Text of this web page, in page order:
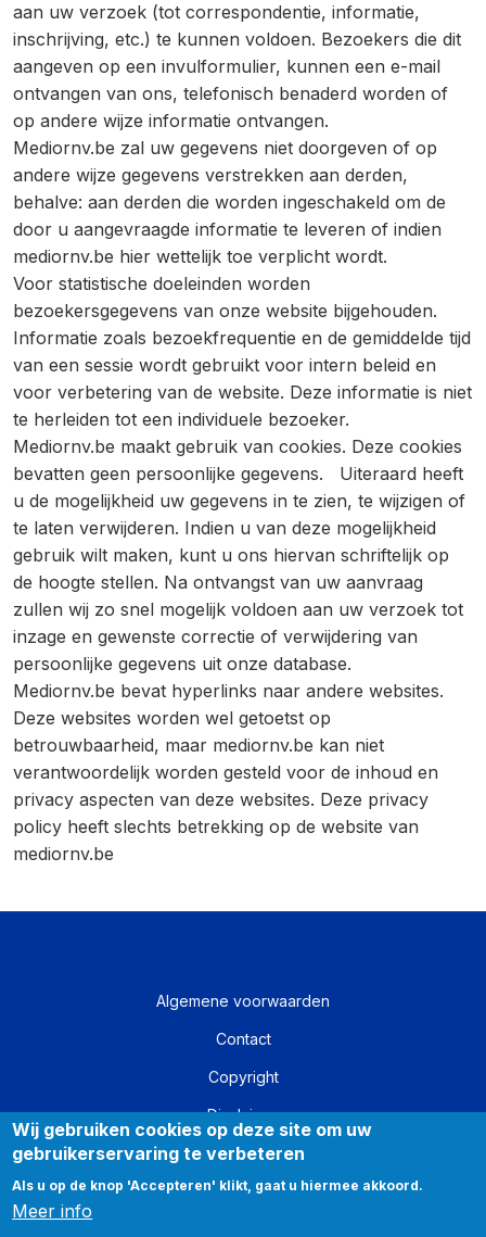
aan uw verzoek (tot correspondentie, informatie,
inschrijving, etc.) te kunnen voldoen. Bezoekers die dit
aangeven op een invulformulier, kunnen een e-mail
ontvangen van ons, telefonisch benaderd worden of
op andere wijze informatie ontvangen.
Mediornv.be zal uw gegevens niet doorgeven of op
andere wijze gegevens verstrekken aan derden,
behalve: aan derden die worden ingeschakeld om de
door u aangevraagde informatie te leveren of indien
mediornv.be hier wettelijk toe verplicht wordt.
Voor statistische doeleinden worden
bezoekersgegevens van onze website bijgehouden.
Informatie zoals bezoekfrequentie en de gemiddelde tijd
van een sessie wordt gebruikt voor intern beleid en
voor verbetering van de website. Deze informatie is niet
te herleiden tot een individuele bezoeker.
Mediornv.be maakt gebruik van cookies. Deze cookies
bevatten geen persoonlijke gegevens. Uiteraard heeft
u de mogelijkheid uw gegevens in te zien, te wijzigen of
te laten verwijderen. Indien u van deze mogelijkheid
gebruik wilt maken, kunt u ons hiervan schriftelijk op
de hoogte stellen. Na ontvangst van uw aanvraag
zullen wij zo snel mogelijk voldoen aan uw verzoek tot
inzage en gewenste correctie of verwijdering van
persoonlijke gegevens uit onze database.
Mediornv.be bevat hyperlinks naar andere websites.
Deze websites worden wel getoetst op
betrouwbaarheid, maar mediornv.be kan niet
verantwoordelijk worden gesteld voor de inhoud en
privacy aspecten van deze websites. Deze privacy
policy heeft slechts betrekking op de website van
mediornv.be
Algemene voorwaarden
Contact
Copyright
Disclaimer
Privacy
Wij gebruiken cookies op deze site om uw
gebruikerservaring te verbeteren
Als u op de knop 'Accepteren' klikt, gaat u hiermee akkoord.
Meer info